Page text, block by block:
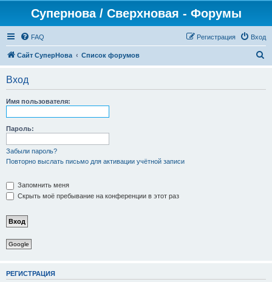
Супернова / Сверхновая - Форумы
FAQ Вход
Регистрация
Сайт СуперНова Список форумов
Вход
Имя пользователя:
Пароль:
Забыли пароль?
Повторно выслать письмо для активации учётной записи
Запомнить меня
Скрыть моё пребывание на конференции в этот раз
Google
РЕГИСТРАЦИЯ